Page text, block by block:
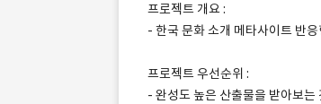
프로젝트 개요 :
- 한국 문화 소개 메타사이트 반
프로젝트 우선순위 :
- 완성도 높은 산출물을 받아보는